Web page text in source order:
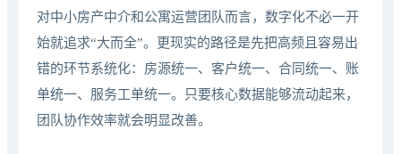
对中小房产中介和公寓运营团队而言，数字化不必一开
始就追求“大而全”。更现实的路径是先把高频且容易出
错的环节系统化：房源统一、客户统一、合同统一、账
单统一、服务工单统一。只要核心数据能够流动起来，
团队协作效率就会明显改善。